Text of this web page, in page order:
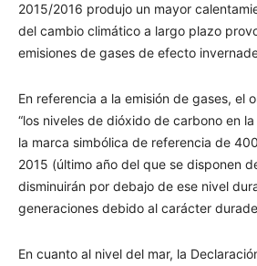
2015/2016 produjo un mayor
del cambio climático a largo plazo
emisiones de gases de efecto
En referencia a la emisión de gases, el
“los niveles de dióxido de carbono en
la marca simbólica de referencia de
2015 (último año del que se disponen
disminuirán por debajo de ese nivel
generaciones debido al carácter
En cuanto al nivel del mar, la